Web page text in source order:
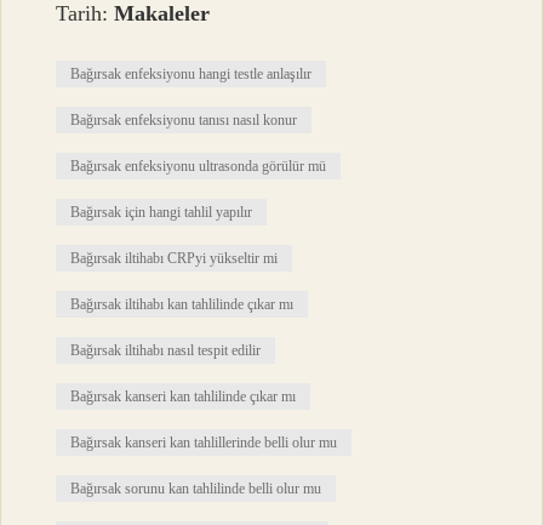
Tarih:Makaleler
Bağırsak enfeksiyonu hangi testle anlaşılır
Bağırsak enfeksiyonu tanısı nasıl konur
Bağırsak enfeksiyonu ultrasonda görülür mü
Bağırsak için hangi tahlil yapılır
Bağırsak iltihabı CRPyi yükseltir mi
Bağırsak iltihabı kan tahlilinde çıkar mı
Bağırsak iltihabı nasıl tespit edilir
Bağırsak kanseri kan tahlilinde çıkar mı
Bağırsak kanseri kan tahlillerinde belli olur mu
Bağırsak sorunu kan tahlilinde belli olur mu